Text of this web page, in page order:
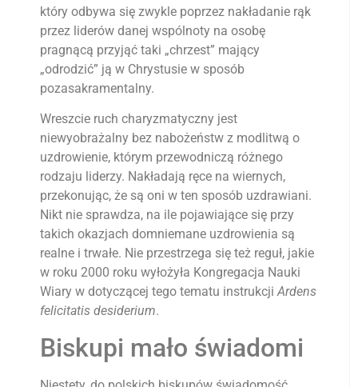
który odbywa się zwykle poprzez nakładanie rąk
przez liderów danej wspólnoty na osobę
pragnącą przyjąć taki „chrzest” mający
„odrodzić” ją w Chrystusie w sposób
pozasakramentalny.
Wreszcie ruch charyzmatyczny jest
niewyobrażalny bez nabożeństw z modlitwą o
uzdrowienie, którym przewodniczą różnego
rodzaju liderzy. Nakładają ręce na wiernych,
przekonując, że są oni w ten sposób uzdrawiani.
Nikt nie sprawdza, na ile pojawiające się przy
takich okazjach domniemane uzdrowienia są
realne i trwałe. Nie przestrzega się też reguł, jakie
w roku 2000 roku wyłożyła Kongregacja Nauki
Wiary w dotyczącej tego tematu instrukcjiArdens
felicitatis desiderium.
Biskupi mało świadomi